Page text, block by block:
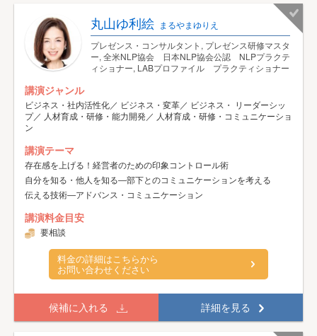
丸山ゆ利絵 まるやまゆりえ
プレゼンス・コンサルタント, プレゼンス研修マスタ
ー, 全米NLP協会 日本NLP協会公認 NLPプラクテ
ィショナー, LABプロファイル プラクティショナー
講演ジャンル
ビジネス・社内活性化／ ビジネス・変革／ ビジネス・ リーダーシッ
プ／ 人材育成・研修・能力開発／ 人材育成・研修・コミュニケーショ
ン
講演テーマ
存在感を上げる！経営者のための印象コントロール術
自分を知る・他人を知る―部下とのコミュニケーションを考える
伝える技術―アドバンス・コミュニケーション
講演料金目安
要相談
料金の詳細はこちらから
お問い合わせください
候補に入れる 詳細を見る